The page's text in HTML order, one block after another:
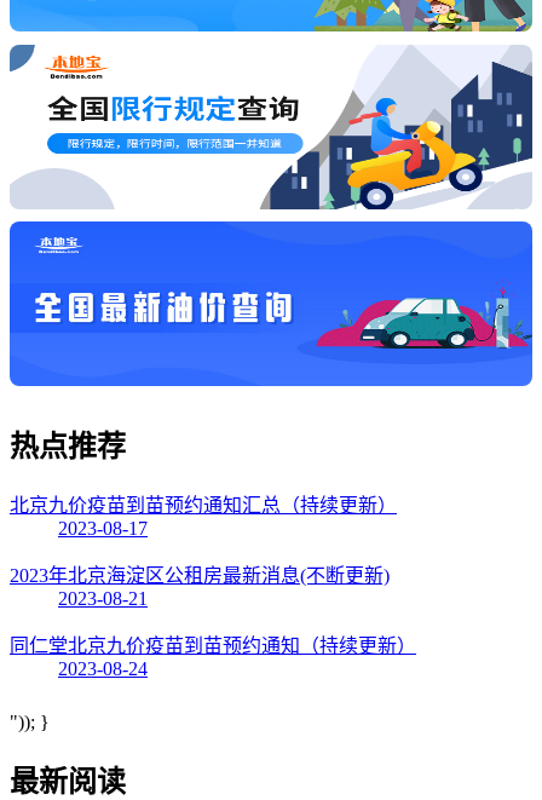
热点推荐
北京九价疫苗到苗预约通知汇总（持续更新）
2023-08-17
2023年北京海淀区公租房最新消息(不断更新)
2023-08-21
同仁堂北京九价疫苗到苗预约通知（持续更新）
2023-08-24
")); }
最新阅读